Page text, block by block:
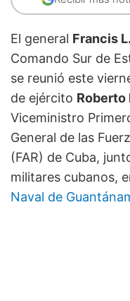
El general Francis
Comando Sur de
se reunió este
de ejército Roberto
Viceministro
General de las
(FAR) de Cuba,
militares cubanos,
Naval de